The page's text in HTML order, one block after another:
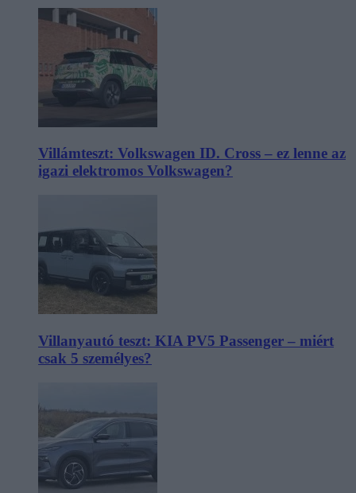
Villámteszt: Volkswagen ID. Cross – ez lenne az
igazi elektromos Volkswagen?
Villanyautó teszt: KIA PV5 Passenger – miért
csak 5 személyes?